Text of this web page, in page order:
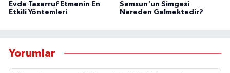
Evde Tasarruf Etmenin En
Etkili Yöntemleri
Samsun'un Simgesi
Nereden Gelmektedir?
Yorumlar